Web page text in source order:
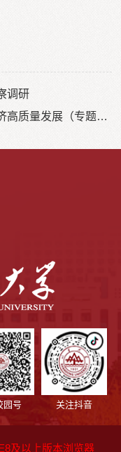
调研
以人才资源优势赋能民营经济高质量发展（专题深思）
园号 关注抖音
及以上版本浏览器